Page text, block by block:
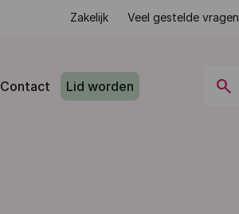
Zakelijk Veel gestelde vragen
search
Contact Lid worden